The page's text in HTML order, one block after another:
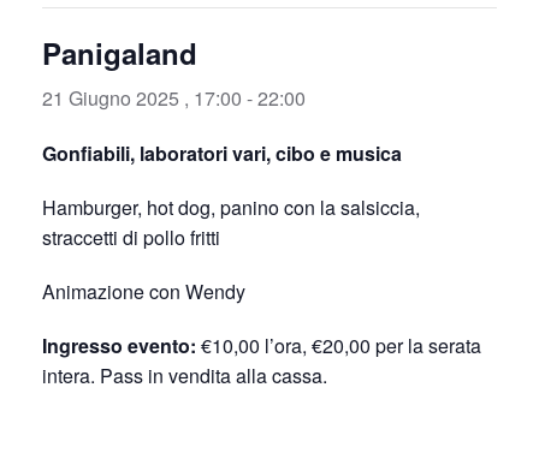
Panigaland
21 Giugno 2025 , 17:00 -22:00
Gonfiabili, laboratori vari, cibo e musica
Hamburger, hot dog, panino con la salsiccia,
straccetti di pollo fritti
Animazione con Wendy
Ingresso evento: €10,00 l’ora, €20,00 per la serata
intera. Pass in vendita alla cassa.